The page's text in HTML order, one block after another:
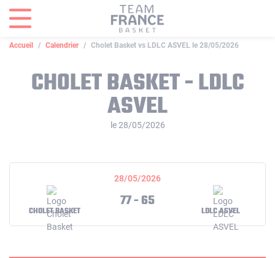
Accueil Calendrier Cholet Basket vs LDLC ASVEL le 28/05/2026
CHOLET BASKET - LDLC
ASVEL
le 28/05/2026
28/05/2026
CHOLET BASKET
77 - 65
LDLC ASVEL
Panneau de gestion des cookies